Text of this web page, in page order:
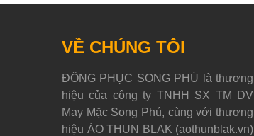
VỀ CHÚNG TÔI
ĐỒNG PHỤC SONG PHÚ là thương
hiệu của công ty TNHH SX TM DV
May Mặc Song Phú, cùng với thương
hiệu ÁO THUN BLAK (aothunblak.vn)